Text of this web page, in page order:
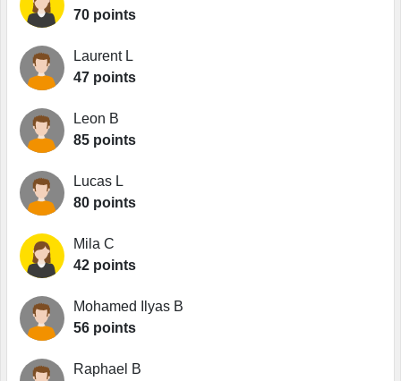
70 points
Laurent L
47 points
Leon B
85 points
Lucas L
80 points
Mila C
42 points
Mohamed Ilyas B
56 points
Raphael B